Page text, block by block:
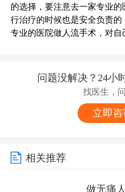
的选择，要注意去一家专业
行治疗的时候也是安全负责
专业的医院做人流手术，对自
问题没解决？24小
找医生，
立即咨
相关推荐
做无痛